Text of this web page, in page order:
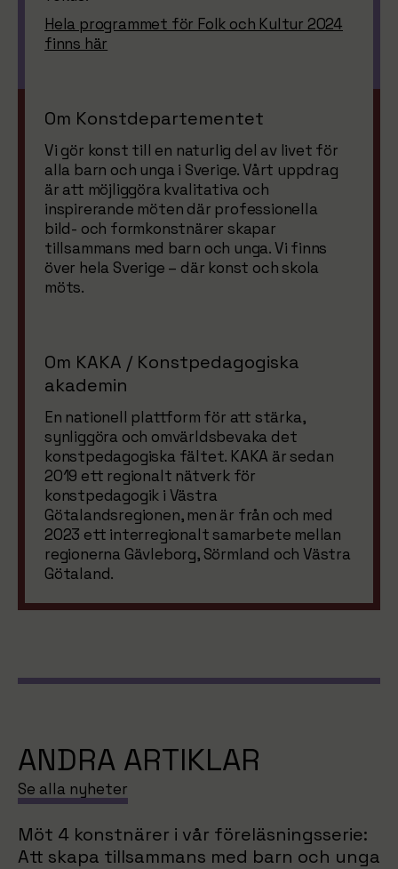
Hela programmet för Folk och Kultur 2024
finns här
Om Konstdepartementet
Vi gör konst till en naturlig del av livet för
alla barn och unga i Sverige. Vårt uppdrag
är att möjliggöra kvalitativa och
inspirerande möten där professionella
bild- och formkonstnärer skapar
tillsammans med barn och unga. Vi finns
över hela Sverige – där konst och skola
möts.
Om KAKA / Konstpedagogiska
akademin
En nationell plattform för att stärka,
synliggöra och omvärldsbevaka det
konstpedagogiska fältet. KAKA är sedan
2019 ett regionalt nätverk för
konstpedagogik i Västra
Götalandsregionen, men är från och med
2023 ett interregionalt samarbete mellan
regionerna Gävleborg, Sörmland och Västra
Götaland.
ANDRA ARTIKLAR
Se alla nyheter
Möt 4 konstnärer i vår föreläsningsserie:
Att skapa tillsammans med barn och unga